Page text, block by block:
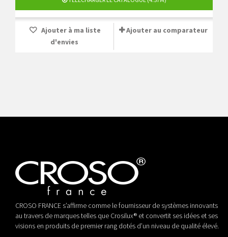
Ajouter à ma liste
d'envies
Ajouter au comparateur
CROSO FRANCE s’affirme comme le fournisseur de systèmes innovants
au travers de marques telles que Crosilux® et convertit ses idées et ses
visions en produits de premier rang dotés d’un niveau de qualité élevé.